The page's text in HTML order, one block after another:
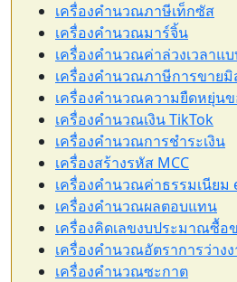
เครื่องคำนวณภาษีเท็กซัส
เครื่องคำนวณมาร์จิ้น
เครื่องคำนวณค่าล่วงเวลาแ
เครื่องคำนวณภาษีการขายมิ
เครื่องคำนวณความยืดหยุ่น
เครื่องคำนวณเงิน TikTok
เครื่องคำนวณการชำระเงิน
เครื่องสร้างรหัส MCC
เครื่องคำนวณค่าธรรมเนียม
เครื่องคำนวณผลตอบแทน
เครื่องคิดเลขงบประมาณซื้อ
เครื่องคำนวณอัตราการว่าง
เครื่องคำนวณซะกาต